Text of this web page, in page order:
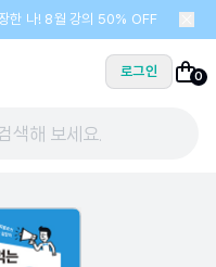
한 나! 8월 강의 50% OFF
로그인 0
색해 보세요.